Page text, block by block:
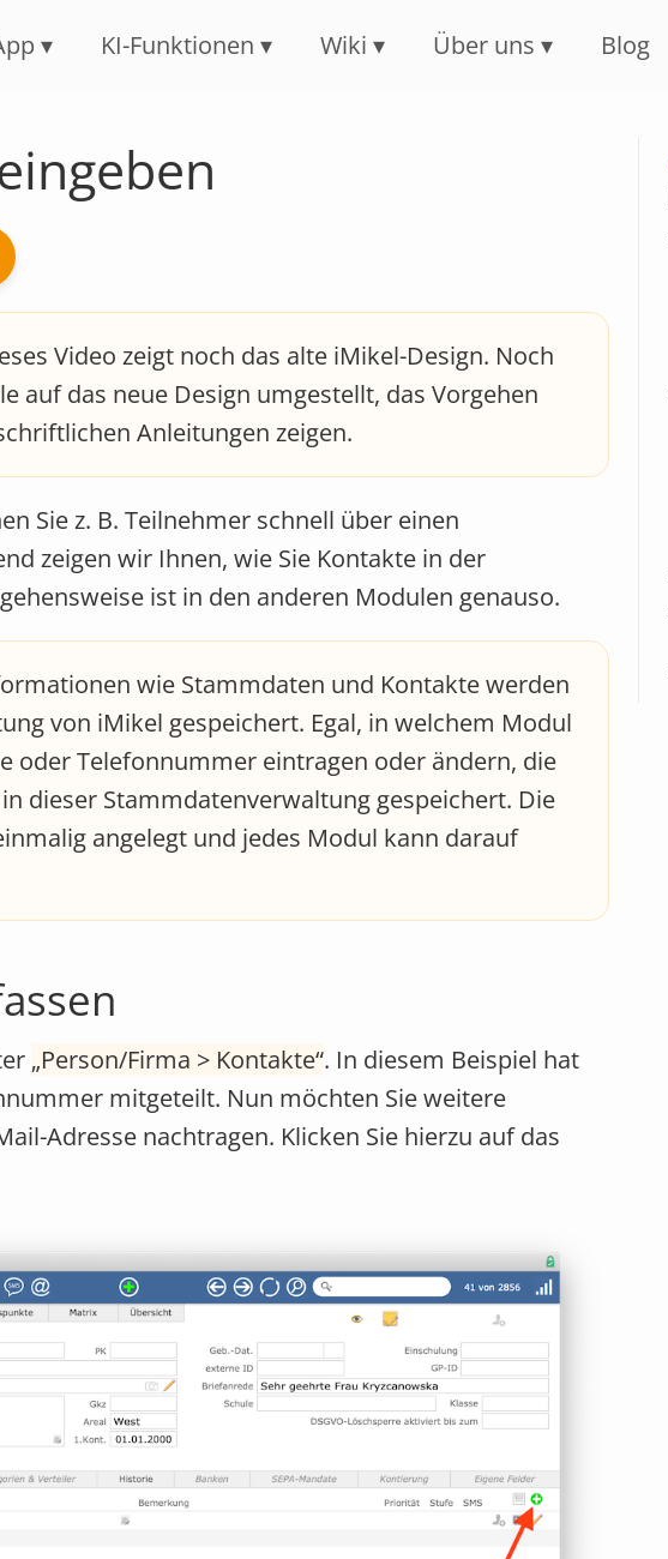
KI-Funktionen Wiki Über uns Blog
Video zeigt noch das alte iMikel-Design. Noch
auf das neue Design umgestellt, das Vorgehen
Anleitungen zeigen.
Sie z. B. Teilnehmer schnell über einen
zeigen wir Ihnen, wie Sie Kontakte in der
ist in den anderen Modulen genauso.
wie Stammdaten und Kontakte werden
von iMikel gespeichert. Egal, in welchem Modul
oder Telefonnummer eintragen oder ändern, die
dieser Stammdatenverwaltung gespeichert. Die
angelegt und jedes Modul kann darauf
Person/Firma > Kontakte . In diesem Beispiel hat
mitgeteilt. Nun möchten Sie weitere
Adresse nachtragen. Klicken Sie hierzu auf das